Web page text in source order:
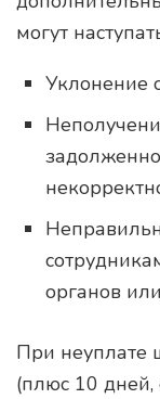
могут
Уклонение
органов
При неуплате
(плюс 10